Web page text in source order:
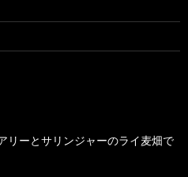
リーとサリンジャーのライ麦畑で